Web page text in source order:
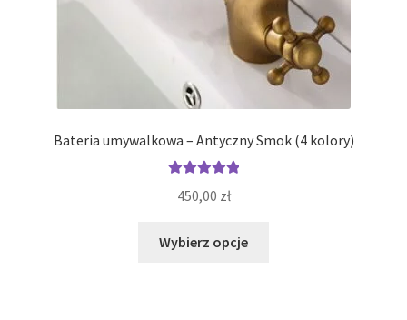
Bateria umywalkowa – Antyczny Smok (4 kolory)
5.00
450,00 zł
Wybierz opcje